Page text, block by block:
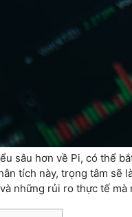
sâu hơn về Pi, có thể
tích này, trọng tâm sẽ
những rủi ro thực tế mà